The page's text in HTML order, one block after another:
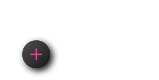
Load More